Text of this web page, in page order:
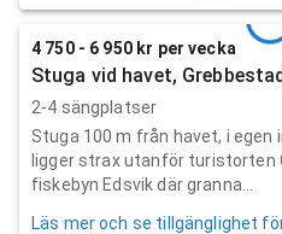
4 750 - 6 950 kr per vecka
Stuga vid havet,
2-4 sängplatser
Stuga 100 m från havet, i egen
ligger strax utanför turistorten
fiskebyn Edsvik där granna...
Läs mer och se tillgänglighet